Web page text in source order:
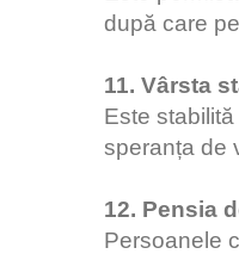
după care
11. Vârsta
Este
speranța de
12. Pensia
Persoanele